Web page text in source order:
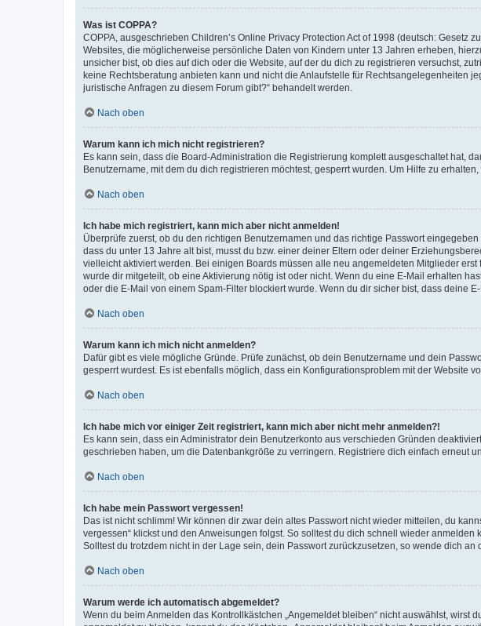
Was ist COPPA?
COPPA, ausgeschrieben Children’s Online Privacy Protection Act of 1998 (deutsch:
Websites, die möglicherweise persönliche Daten von Kindern unter 13 Jahren erheben,
unsicher bist, ob dies auf dich oder die Website, auf der du dich zu registrieren versuchst,
keine Rechtsberatung anbieten kann und nicht die Anlaufstelle für Rechtsangelegenheiten
juristische Anfragen zu diesem Forum gibt?“ behandelt werden.
Nach oben
Warum kann ich mich nicht registrieren?
Es kann sein, dass die Board-Administration die Registrierung komplett ausgeschaltet hat,
Benutzername, mit dem du dich registrieren möchtest, gesperrt wurden. Um Hilfe zu
Nach oben
Ich habe mich registriert, kann mich aber nicht anmelden!
Überprüfe zuerst, ob du den richtigen Benutzernamen und das richtige Passwort
dass du unter 13 Jahre alt bist, musst du bzw. einer deiner Eltern oder deiner
vielleicht aktiviert werden. Bei einigen Boards müssen alle neu angemeldeten Mitglieder
wurde dir mitgeteilt, ob eine Aktivierung nötig ist oder nicht. Wenn du eine E-Mail erhalten
oder die E-Mail von einem Spam-Filter blockiert wurde. Wenn du dir sicher bist, dass deine
Nach oben
Warum kann ich mich nicht anmelden?
Dafür gibt es viele mögliche Gründe. Prüfe zunächst, ob dein Benutzername und dein
gesperrt wurdest. Es ist ebenfalls möglich, dass ein Konfigurationsproblem mit der Website
Nach oben
Ich habe mich vor einiger Zeit registriert, kann mich aber nicht mehr anmelden?!
Es kann sein, dass ein Administrator dein Benutzerkonto aus verschieden Gründen
geschrieben haben, um die Datenbankgröße zu verringern. Registriere dich einfach erneut
Nach oben
Ich habe mein Passwort vergessen!
Das ist nicht schlimm! Wir können dir zwar dein altes Passwort nicht wieder mitteilen, du
vergessen“ klickst und den Anweisungen folgst. So solltest du dich schnell wieder anmelden
Solltest du trotzdem nicht in der Lage sein, dein Passwort zurückzusetzen, so wende dich an
Nach oben
Warum werde ich automatisch abgemeldet?
Wenn du beim Anmelden das Kontrollkästchen „Angemeldet bleiben“ nicht auswählst,